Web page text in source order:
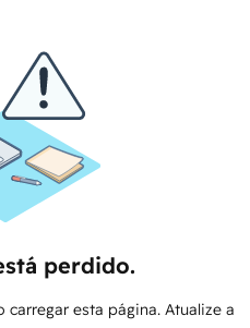
perdido.
esta página. Atualize a